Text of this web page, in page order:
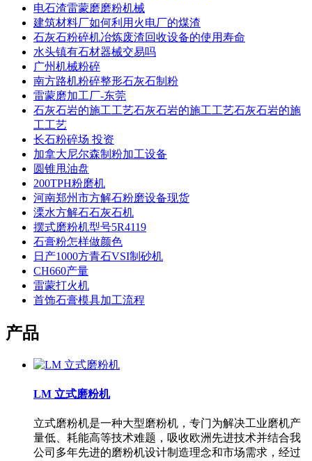
电石渣雷蒙磨磨粉机械
建筑材料厂如何利用火电厂的煤渣
石灰石粉碎机冶炼废渣回收设备的使用寿命
水头镇有石材器械交易吗
广州机械粉碎
南方路机粉碎整形石灰石制粉
雷蒙磨加工厂-东莞
石灰石岩的施工工艺石灰石岩的施工工艺石灰石岩的施
工工艺
长石粉碎场 投资
加拿大尼尔森制粉加工设备
圆锥甩油盘
200TPH粉磨机
河南郑州市方解石粉磨设备现货
溧水方解石石灰石机
摆式磨粉机型号5R4119
石膏粉怎样做颜色
日产1000方青石VSI制砂机
CH660产量
雷蒙打火机
首饰石膏模具加工流程
产品
LM 立式磨粉机
立式磨粉机是一种大型磨粉机，专门为解决工业磨机产
量低、耗能高等技术难题，吸收欧洲先进技术并结合我
公司多年先进的磨粉机设计制造理念和市场需求，经过